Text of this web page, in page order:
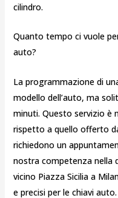
cilindro.
Quanto tempo ci vuole
auto?
La programmazione di
modello dell’auto, ma
minuti. Questo servizio è
rispetto a quello offerto
richiedono un
nostra competenza nella
vicino Piazza Sicilia a
e precisi per le chiavi auto.